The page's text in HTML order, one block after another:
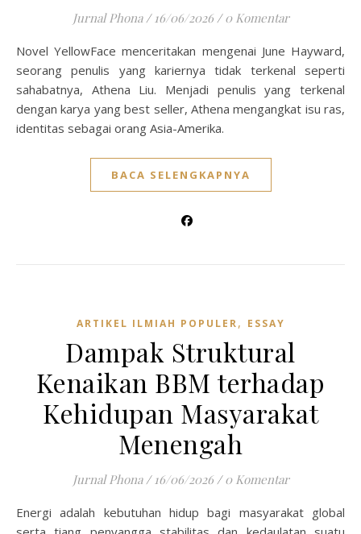
Jurnal Phona / 16/06/2026 / 0 Komentar
Novel YellowFace menceritakan mengenai June Hayward,
seorang penulis yang kariernya tidak terkenal seperti
sahabatnya, Athena Liu. Menjadi penulis yang terkenal
dengan karya yang best seller, Athena mengangkat isu ras,
identitas sebagai orang Asia-Amerika.
BACA SELENGKAPNYA
ARTIKEL ILMIAH POPULER, ESSAY
Dampak Struktural
Kenaikan BBM terhadap
Kehidupan Masyarakat
Menengah
Jurnal Phona / 16/06/2026 / 0 Komentar
Energi adalah kebutuhan hidup bagi masyarakat global